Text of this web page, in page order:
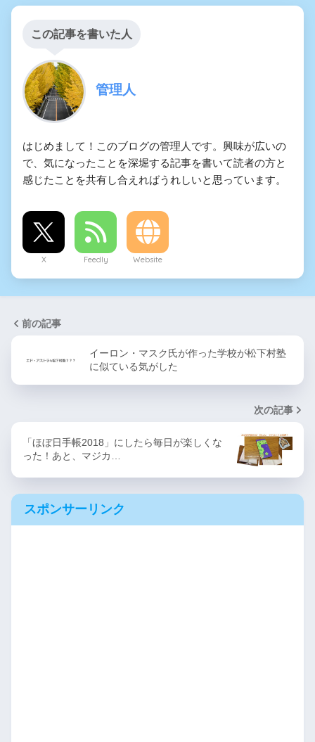
この記事を書いた人
管理人
はじめまして！このブログの管理人です。興味が広いの
で、気になったことを深堀する記事を書いて読者の方と
感じたことを共有し合えればうれしいと思っています。
X Feedly Website
前の記事
イーロン・マスク氏が作った学校が松下村塾
に似ている気がした
次の記事
「ほぼ日手帳2018」にしたら毎日が楽しくな
った！あと、マジカ…
スポンサーリンク